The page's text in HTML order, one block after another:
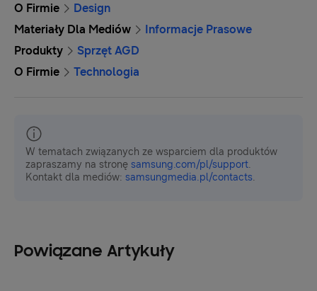
O Firmie
Design
Materiały Dla Mediów
Informacje Prasowe
Produkty
Sprzęt AGD
O Firmie
Technologia
W tematach związanych ze wsparciem dla produktów
zapraszamy na stronę samsung.com/pl/support.
Kontakt dla mediów: samsungmedia.pl/contacts.
Powiązane Artykuły